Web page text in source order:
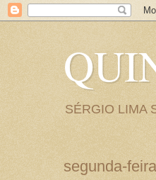
SÉRGIO LIMA
segunda-